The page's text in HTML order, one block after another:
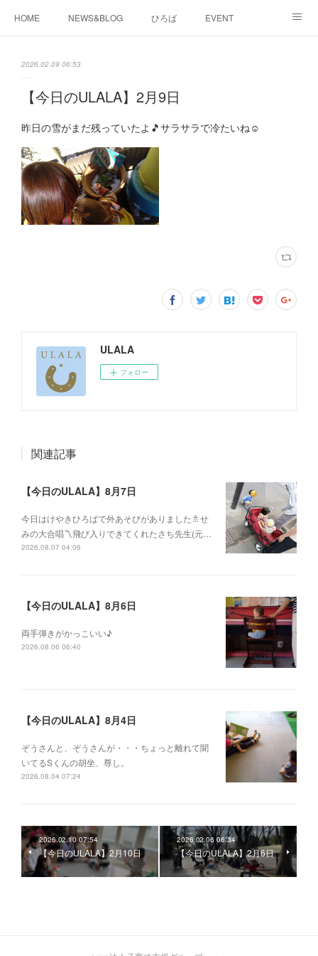
HOME NEWS&BLOG ひろば EVENT
2026.02.09 06:53
【今日のULALA】2月9日
昨日の雪がまだ残っていたよ🎵サラサラで冷たいね☺
ULALA
フォロー
関連記事
【今日のULALA】8月7日
今日はけやきひろばで外あそびがありました🚿せ
みの大合唱〽飛び入りできてくれたさち先生(元…
2026.08.07 04:06
【今日のULALA】8月6日
両手弾きがかっこいい♪
2026.08.06 06:40
【今日のULALA】8月4日
ぞうさんと、ぞうさんが・・・ちょっと離れて聞
いてるSくんの胡坐、尊し。
2026.08.04 07:24
2026.02.10 07:54
【今日のULALA】2月10日
2026.02.06 06:34
【今日のULALA】2月6日